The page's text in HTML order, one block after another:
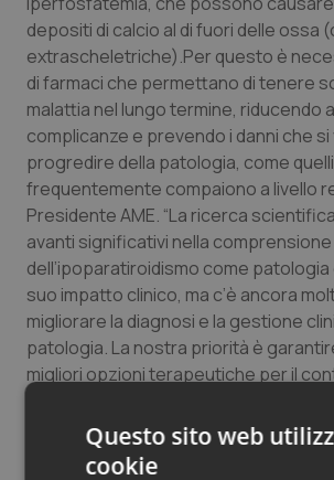
depositi di calcio al di fuori delle ossa
extrascheletriche).Per questo è
di farmaci che permettano di tenere
malattia nel lungo termine, riducendo
complicanze e prevendo i danni che
progredire della patologia, come
frequentemente compaiono a livello
Presidente AME. “La ricerca
avanti significativi nella comprensione
dell’ipoparatiroidismo come
suo impatto clinico, ma c’è ancora
migliorare la diagnosi e la gestione
patologia. La nostra priorità è
migliori opzioni terapeutiche per il
aggiunge il Prof.Gianluca Aimaretti,
Società Italiana di Endocrinologia.
Questo sito web
cookie